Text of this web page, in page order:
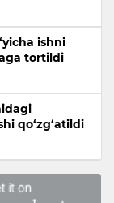
ishni
tortildi
qo‘zg‘atildi